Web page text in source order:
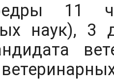
11
наук), 3